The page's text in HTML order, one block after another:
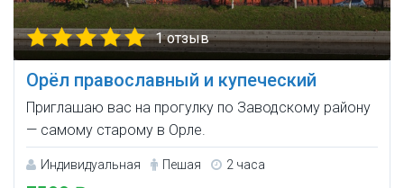
1 отзыв
Орёл православный и купеческий
Приглашаю вас на прогулку по Заводскому району
— самому старому в Орле.
Индивидуальная Пешая 2 часа